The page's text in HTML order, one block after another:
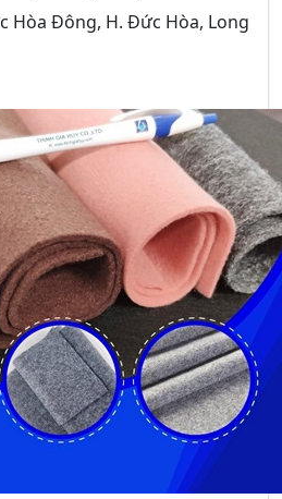
Hòa Đông, H. Đức Hòa, Long